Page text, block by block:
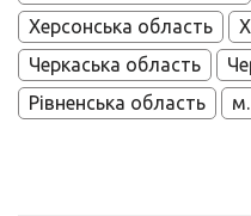
Херсонська область
Черкаська область
Рівненська область